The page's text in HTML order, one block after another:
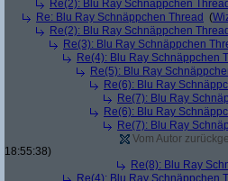
Re(2): Blu Ray Schnäppchen Thread
Re: Blu Ray Schnäppchen Thread (
Re(2): Blu Ray Schnäppchen Thread
Re(3): Blu Ray Schnäppchen
Re(4): Blu Ray Schnäppchen
Re(5): Blu Ray
Re(6): Blu Ray
Re(7): Blu Ray
Re(6): Blu Ray
Re(7): Blu Ray
Vom Autor
18:55:38)
Re(8): Blu Ray
Re(4): Blu Ray Schnäppchen